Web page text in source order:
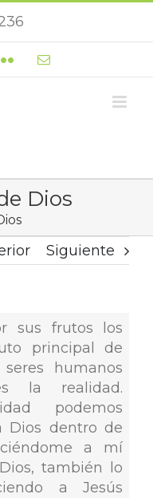
Flickr Correo
Dios
Siguiente
sus frutos los
principal de
humanos
la realidad.
podemos
Dios dentro de
a mí
también lo
a Jesús